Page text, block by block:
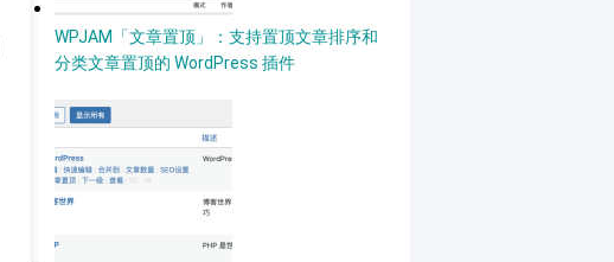
WPJAM「文章置顶」：支持置顶文章排序和
分类文章置顶的 WordPress 插件